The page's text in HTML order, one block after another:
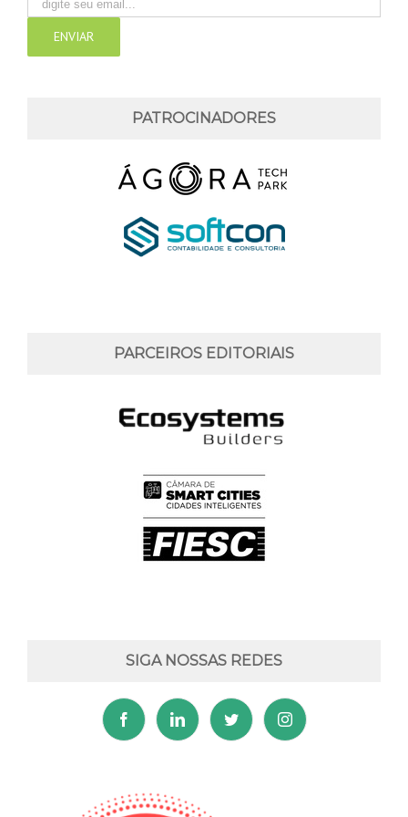
PATROCINADORES
PARCEIROS EDITORIAIS
SIGA NOSSAS REDES